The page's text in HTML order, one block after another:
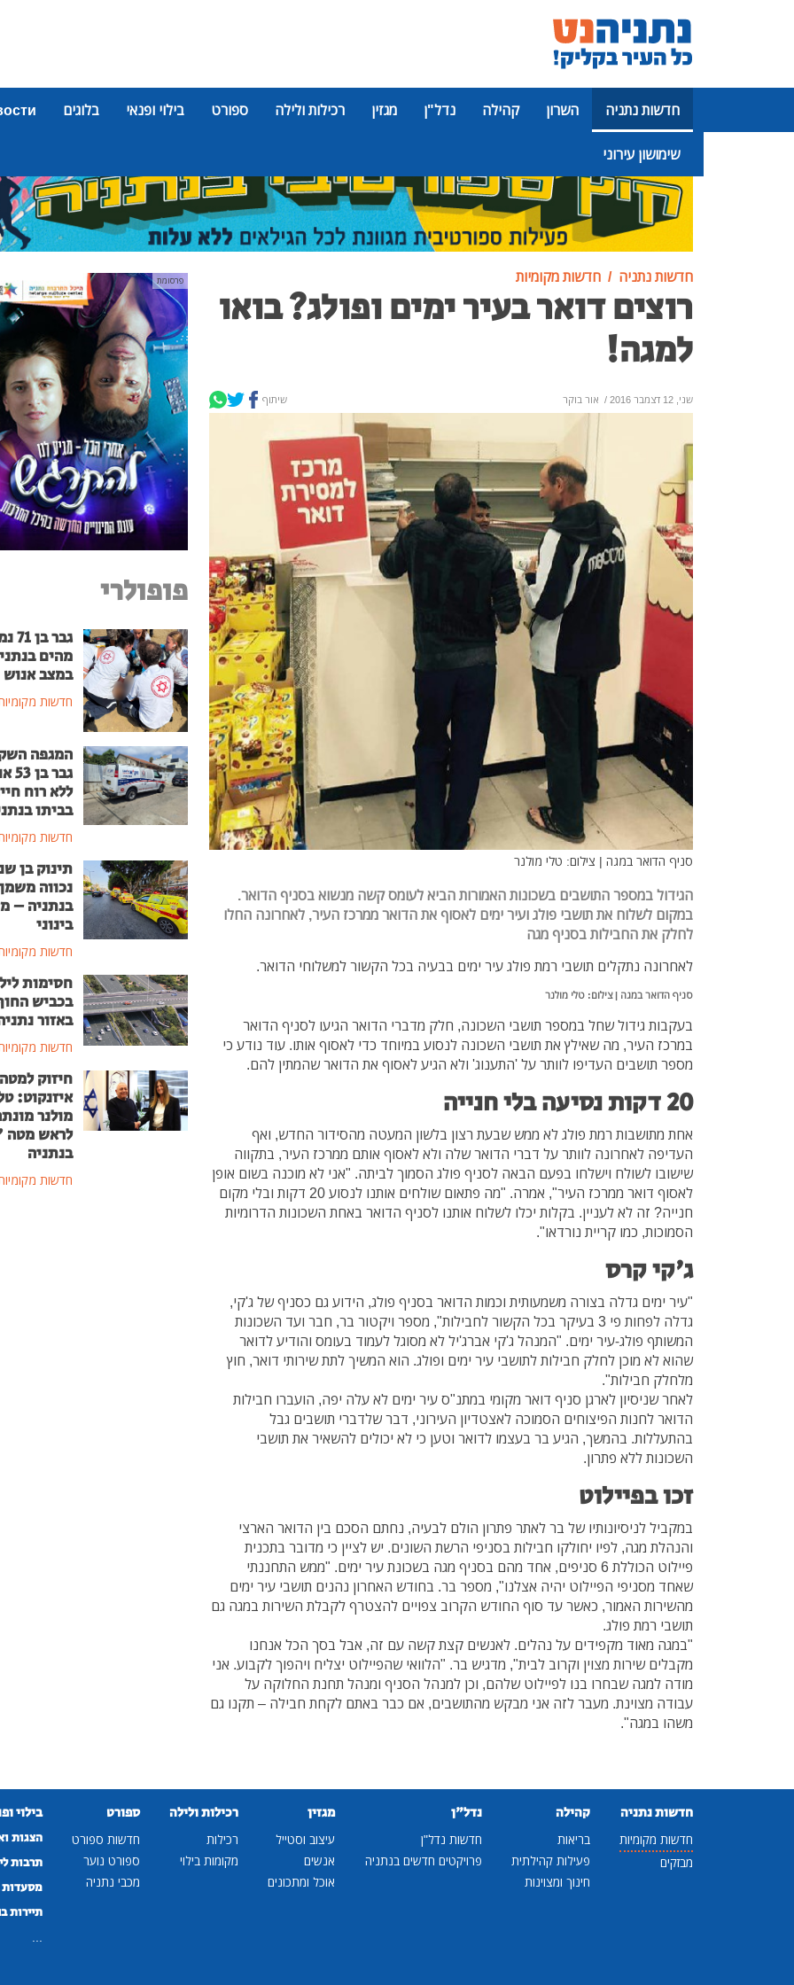
חדשות נתניה השרון קהילה נדל"ן מגזין רכילות ולילה ספורט בילוי ופנאי בלוגים
שימושון עירוני
פרסומת
חדשות נתניה חדשות מקומיות
רוצים דואר בעיר ימים ופולג? בואו
למגה!
שני, 12 דצמבר 2016 / אור בוקר שיתוף
סניף הדואר במגה | צילום: טלי מולנר
הגידול במספר התושבים בשכונות האמורות הביא לעומס קשה מנשוא בסניף הדואר.
במקום לשלוח את תושבי פולג ועיר ימים לאסוף את הדואר ממרכז העיר, לאחרונה החלו
לחלק את החבילות בסניף מגה
לאחרונה נתקלים תושבי רמת פולג עיר ימים בבעיה בכל הקשור למשלוחי הדואר.
סניף הדואר במגה | צילום: טלי מולנר
בעקבות גידול שחל במספר תושבי השכונה, חלק מדברי הדואר הגיעו לסניף הדואר
במרכז העיר, מה שאילץ את תושבי השכונה לנסוע במיוחד כדי לאסוף אותו. עוד נודע כי
מספר תושבים העדיפו לוותר על 'התענוג' ולא הגיע לאסוף את הדואר שהמתין להם.
20 דקות נסיעה בלי חנייה
אחת מתושבות רמת פולג לא ממש שבעת רצון בלשון המעטה מהסידור החדש, ואף
העדיפה לאחרונה לוותר על דברי הדואר שלה ולא לאסוף אותם ממרכז העיר, בתקווה
שישובו לשולח וישלחו בפעם הבאה לסניף פולג הסמוך לביתה. "אני לא מוכנה בשום אופן
לאסוף דואר ממרכז העיר", אמרה. "מה פתאום שולחים אותנו לנסוע 20 דקות ובלי מקום
חנייה? זה לא לעניין. בקלות יכלו לשלוח אותנו לסניף הדואר באחת השכונות הדרומיות
הסמוכות, כמו קריית נורדאו".
ג'קי קרס
"עיר ימים גדלה בצורה משמעותית וכמות הדואר בסניף פולג, הידוע גם כסניף של ג'קי,
גדלה לפחות פי 3 בעיקר בכל הקשור לחבילות", מספר ויקטור בר, חבר ועד השכונות
המשותף פולג-עיר ימים. "המנהל ג'קי אברג'יל לא מסוגל לעמוד בעומס והודיע לדואר
שהוא לא מוכן לחלק חבילות לתושבי עיר ימים ופולג. הוא המשיך לתת שירותי דואר, חוץ
מלחלק חבילות".
לאחר שניסיון לארגן סניף דואר מקומי במתנ"ס עיר ימים לא עלה יפה, הועברו חבילות
הדואר לחנות הפיצוחים הסמוכה לאצטדיון העירוני, דבר שלדברי תושבים גבל
בהתעללות. בהמשך, הגיע בר בעצמו לדואר וטען כי לא יכולים להשאיר את תושבי
השכונות ללא פתרון.
זכו בפיילוט
במקביל לניסיונותיו של בר לאתר פתרון הולם לבעיה, נחתם הסכם בין הדואר הארצי
והנהלת מגה, לפיו יחולקו חבילות בסניפי הרשת השונים. יש לציין כי מדובר בתכנית
פיילוט הכוללת 6 סניפים, אחד מהם בסניף מגה בשכונת עיר ימים. "ממש התחננתי
שאחד מסניפי הפיילוט יהיה אצלנו", מספר בר. בחודש האחרון נהנים תושבי עיר ימים
מהשירות האמור, כאשר עד סוף החודש הקרוב צפויים להצטרף לקבלת השירות במגה גם
תושבי רמת פולג.
"במגה מאוד מקפידים על נהלים. לאנשים קצת קשה עם זה, אבל בסך הכל אנחנו
מקבלים שירות מצוין וקרוב לבית", מדגיש בר. "הלוואי שהפיילוט יצליח ויהפוך לקבוע. אני
מודה למגה שבחרו בנו לפיילוט שלהם, וכן למנהל הסניף ומנהל תחנת החלוקה על
עבודה מצוינת. מעבר לזה אני מבקש מהתושבים, אם כבר באתם לקחת חבילה – תקנו גם
משהו במגה".
פרסומת
פופולרי
גבר
מהים
במצב אנוש
חדשות
המגפה
גבר
ללא רוח
בביתו
חדשות
תינוק בן
נכווה
בנתניה –
בינוני
חדשות
חסימות
בכביש
באזור
חדשות
חיזוק למטה
איזנקוט:
מולנר
לראש
בנתניה
חדשות
חדשות נתניה
חדשות מקומיות
מבזקים
קהילה
בריאות
פעילות קהילתית
חינוך ומצוינות
נדל"ן
חדשות נדל"ן
פרויקטים חדשים בנתניה
מגזין
עיצוב וסטייל
אנשים
אוכל ומתכונים
רכילות ולילה
רכילות
מקומות בילוי
ספורט
חדשות ספורט
ספורט נוער
מכבי נתניה
בילוי
הצגות
תרבות
מסעדות
תיירות